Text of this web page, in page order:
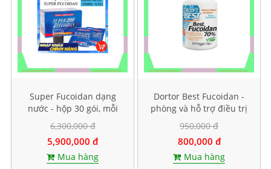
Super Fucoidan dạng
nước - hộp 30 gói, mỗi
gói chứa 100ml
6,300,000 đ
5,900,000 đ
Mua hàng
Dortor Best Fucoidan -
phòng và hỗ trợ điều trị
ung thư, hộp 60 viên
950,000 đ
800,000 đ
Mua hàng